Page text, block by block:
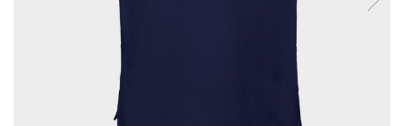
Seturi de scris Premium
Instrumente de scris eco
Creioane mecanice si grafit
Echipamente medicale
Manusi de protectie
Accesorii pentru protectia capului
Casti de protectie
Suporturi si huse telefoane &
Periferice PC si accesorii